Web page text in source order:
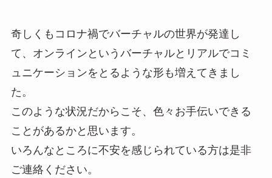
奇しくもコロナ禍でバーチャルの世界が発達し
て、オンラインというバーチャルとリアルでコミ
ュニケーションをとるような形も増えてきまし
た。
このような状況だからこそ、色々お手伝いできる
ことがあるかと思います。
いろんなところに不安を感じられている方は是非
ご連絡ください。